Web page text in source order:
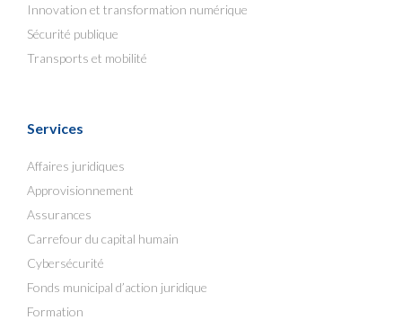
Innovation et transformation numérique
Sécurité publique
Transports et mobilité
Services
Affaires juridiques
Approvisionnement
Assurances
Carrefour du capital humain
Cybersécurité
Fonds municipal d’action juridique
Formation